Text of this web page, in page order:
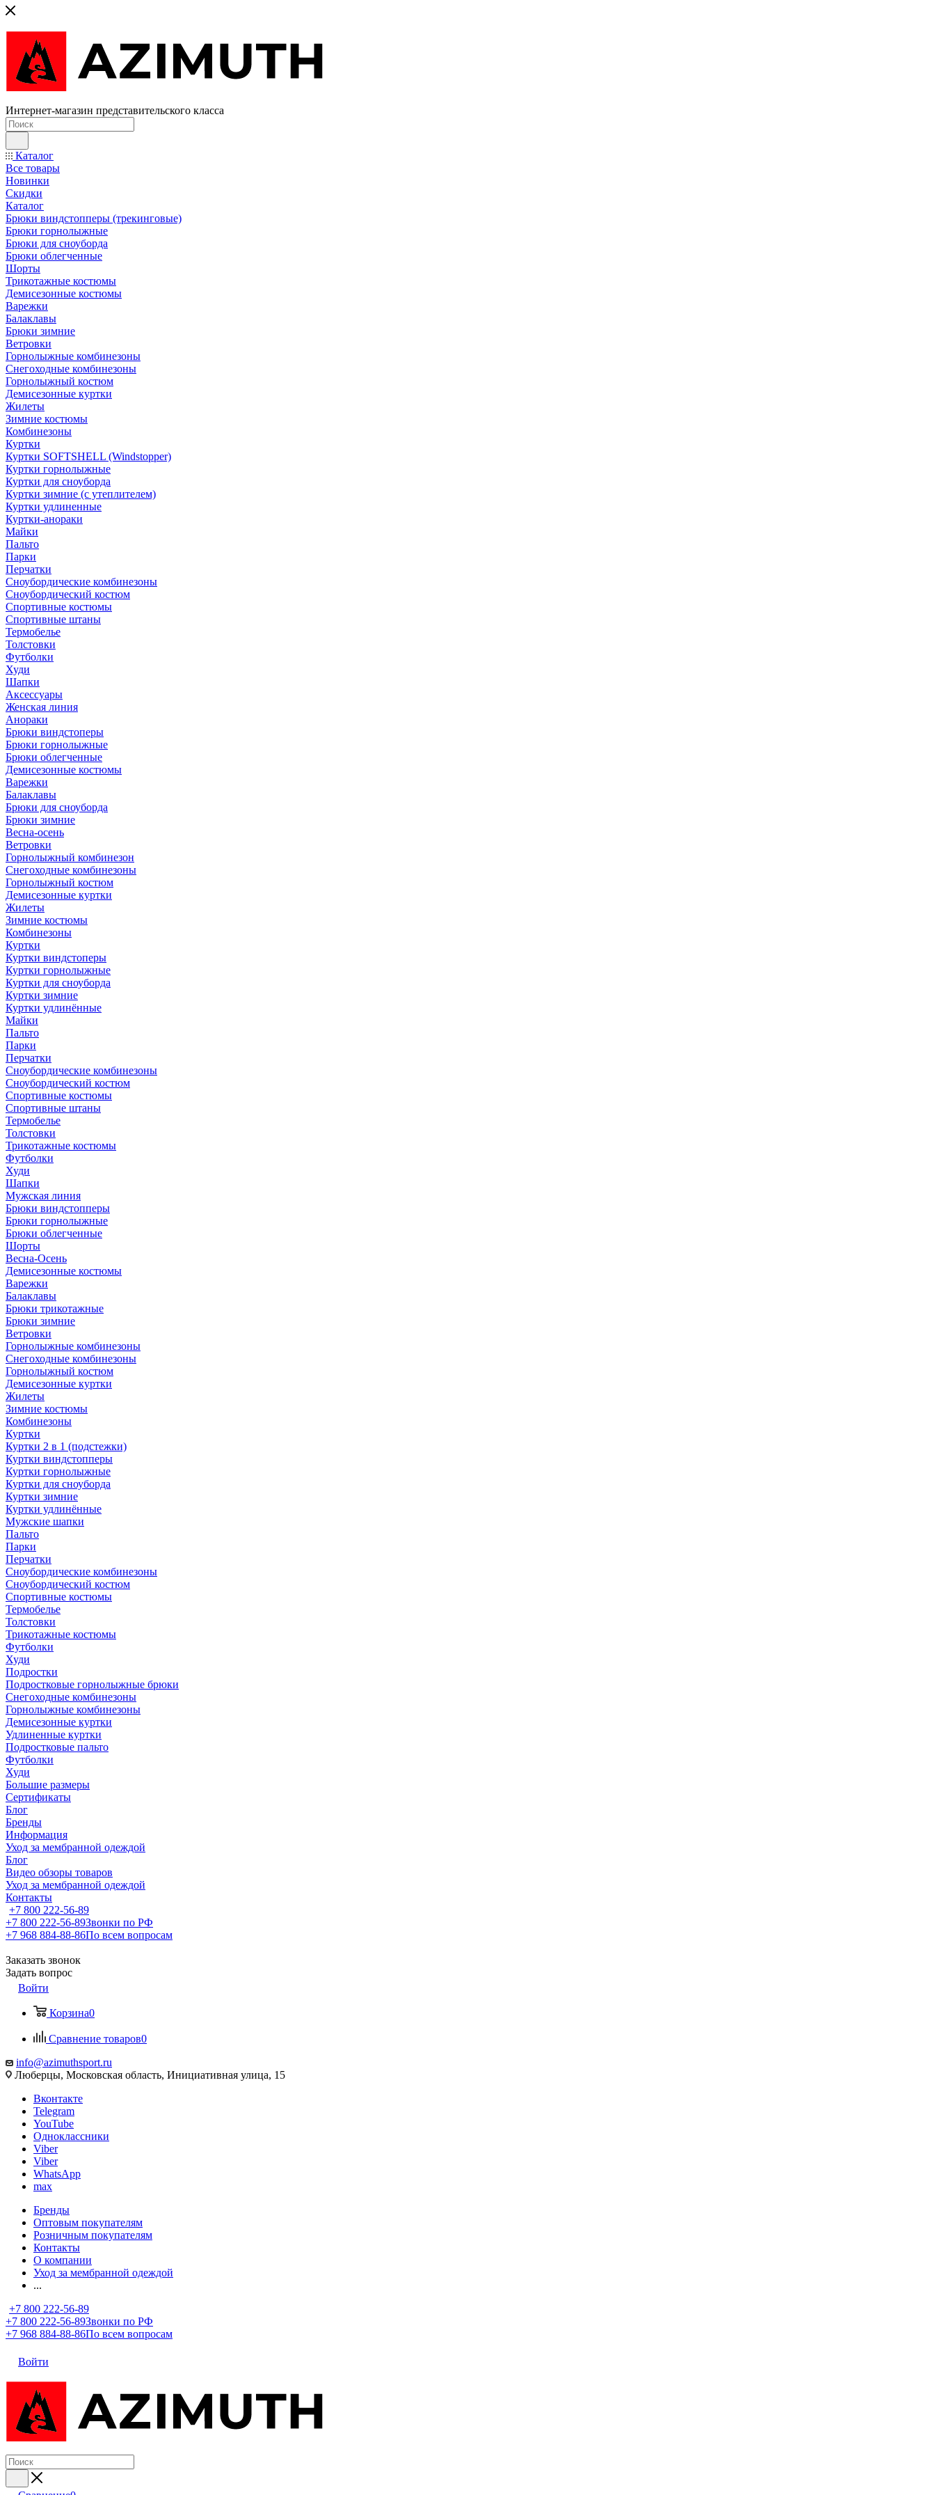
Интернет-магазин представительского класса
Каталог
Все товары
Новинки
Скидки
Каталог
Брюки виндстопперы (трекинговые)
Брюки горнолыжные
Брюки для сноуборда
Брюки облегченные
Шорты
Трикотажные костюмы
Демисезонные костюмы
Варежки
Балаклавы
Брюки зимние
Ветровки
Горнолыжные комбинезоны
Снегоходные комбинезоны
Горнолыжный костюм
Демисезонные куртки
Жилеты
Зимние костюмы
Комбинезоны
Куртки
Куртки SOFTSHELL (Windstopper)
Куртки горнолыжные
Куртки для сноуборда
Куртки зимние (с утеплителем)
Куртки удлиненные
Куртки-анораки
Майки
Пальто
Парки
Перчатки
Сноубордические комбинезоны
Сноубордический костюм
Спортивные костюмы
Спортивные штаны
Термобелье
Толстовки
Футболки
Худи
Шапки
Аксессуары
Женская линия
Анораки
Брюки виндстоперы
Брюки горнолыжные
Брюки облегченные
Демисезонные костюмы
Варежки
Балаклавы
Брюки для сноуборда
Брюки зимние
Весна-осень
Ветровки
Горнолыжный комбинезон
Снегоходные комбинезоны
Горнолыжный костюм
Демисезонные куртки
Жилеты
Зимние костюмы
Комбинезоны
Куртки
Куртки виндстоперы
Куртки горнолыжные
Куртки для сноуборда
Куртки зимние
Куртки удлинённые
Майки
Пальто
Парки
Перчатки
Сноубордические комбинезоны
Сноубордический костюм
Спортивные костюмы
Спортивные штаны
Термобелье
Толстовки
Трикотажные костюмы
Футболки
Худи
Шапки
Мужская линия
Брюки виндстопперы
Брюки горнолыжные
Брюки облегченные
Шорты
Весна-Осень
Демисезонные костюмы
Варежки
Балаклавы
Брюки трикотажные
Брюки зимние
Ветровки
Горнолыжные комбинезоны
Снегоходные комбинезоны
Горнолыжный костюм
Демисезонные куртки
Жилеты
Зимние костюмы
Комбинезоны
Куртки
Куртки 2 в 1 (подстежки)
Куртки виндстопперы
Куртки горнолыжные
Куртки для сноуборда
Куртки зимние
Куртки удлинённые
Мужские шапки
Пальто
Парки
Перчатки
Сноубордические комбинезоны
Сноубордический костюм
Спортивные костюмы
Термобелье
Толстовки
Трикотажные костюмы
Футболки
Худи
Подростки
Подростковые горнолыжные брюки
Снегоходные комбинезоны
Горнолыжные комбинезоны
Демисезонные куртки
Удлиненные куртки
Подростковые пальто
Футболки
Худи
Большие размеры
Сертификаты
Блог
Бренды
Информация
Уход за мембранной одеждой
Блог
Видео обзоры товаров
Уход за мембранной одеждой
Контакты
+7 800 222-56-89
+7 800 222-56-89Звонки по РФ
+7 968 884-88-86По всем вопросам
Заказать звонок
Задать вопрос
Войти
Корзина0
Сравнение товаров0
info@azimuthsport.ru
Люберцы, Московская область, Инициативная улица, 15
Вконтакте
Telegram
YouTube
Одноклассники
Viber
Viber
WhatsApp
max
Бренды
Оптовым покупателям
Розничным покупателям
Контакты
О компании
Уход за мембранной одеждой
...
+7 800 222-56-89
+7 800 222-56-89Звонки по РФ
+7 968 884-88-86По всем вопросам
Войти